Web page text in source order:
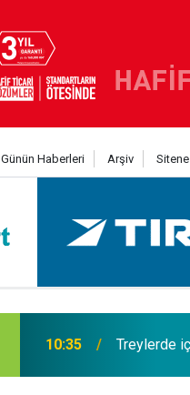
Günün Haberleri Arşiv
09:47 Her biri